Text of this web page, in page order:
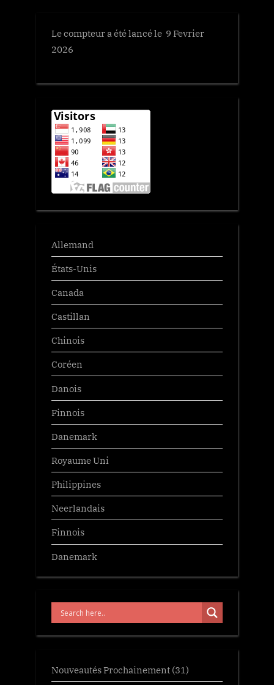
Le compteur a été lancé le 9 Fevrier
2026
Allemand
États-Unis
Canada
Castillan
Chinois
Coréen
Danois
Finnois
Danemark
Royaume Uni
Philippines
Neerlandais
Finnois
Danemark
Nouveautés Prochainement (31)